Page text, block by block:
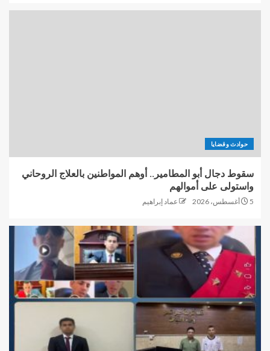
حوادث وقضايا
سقوط دجال أبو المطامير.. أوهم المواطنين بالعلاج الروحاني
واستولى على أموالهم
5 أغسطس، 2026 عماد إبراهيم